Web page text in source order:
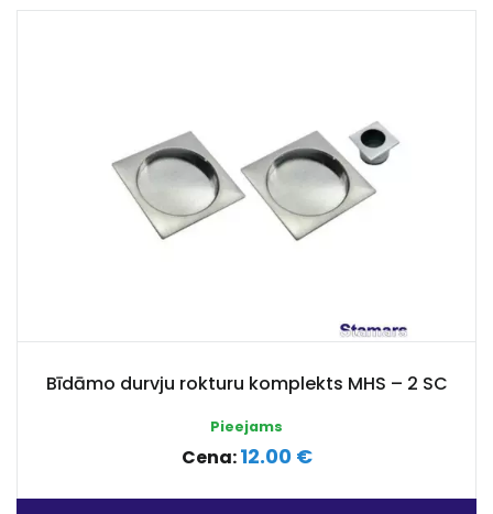
Bīdāmo durvju rokturu komplekts MHS – 2 SC
Pieejams
Cena:12.00 €